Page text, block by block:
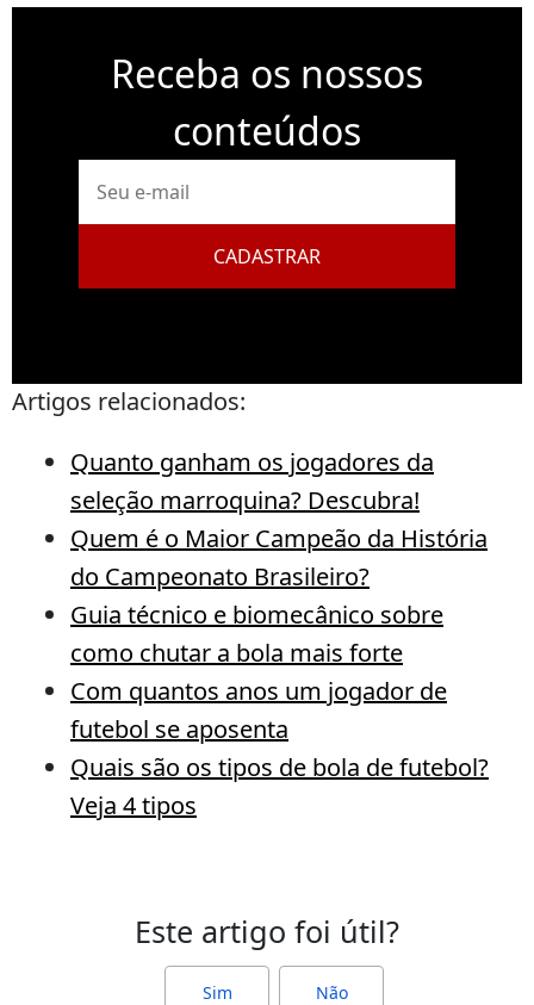
Receba os nossos
conteúdos
mail
CADASTRAR
Artigos relacionados:
Quanto ganham os jogadores da
seleção marroquina? Descubra!
Quem é o Maior Campeão da História
do Campeonato Brasileiro?
Guia técnico e biomecânico sobre
como chutar a bola mais forte
Com quantos anos um jogador de
futebol se aposenta
Quais são os tipos de bola de futebol?
Veja 4 tipos
Este artigo foi útil?
Sim Não